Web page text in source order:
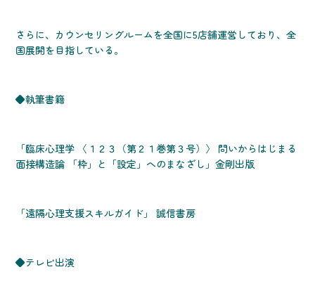
さらに、カウンセリングルームを全国に5店舗運営しており、全
国展開を目指している。
◆執筆書籍
「臨床心理学 〈１２３（第２１巻第３号）〉 問いからはじまる
面接構造論 「枠」と「設定」へのまなざし」金剛出版
「遠隔心理支援スキルガイド」 誠信書房
◆テレビ出演